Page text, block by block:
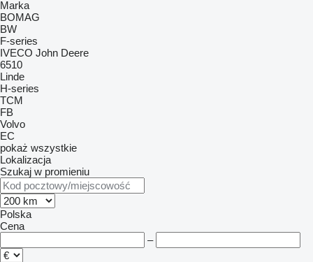
Marka
BOMAG
BW
F-series
IVECO John Deere
6510
Linde
H-series
TCM
FB
Volvo
EC
pokaż wszystkie
Lokalizacja
Szukaj w promieniu
Polska
Cena
–